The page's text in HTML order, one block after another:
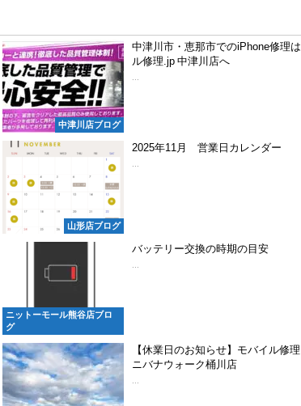
中津川店ブログ
中津川市・恵那市でのiPhone修理
ル修理.jp 中津川店へ
山形店ブログ
2025年11月 営業日カレンダー
ニットーモール熊谷店ブロ
グ
バッテリー交換の時期の目安
【休業日のお知らせ】モバイル修
ニバナウォーク桶川店